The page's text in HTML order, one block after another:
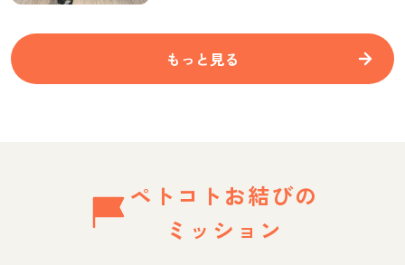
もっと見る
ペトコトお結びの
ミッション